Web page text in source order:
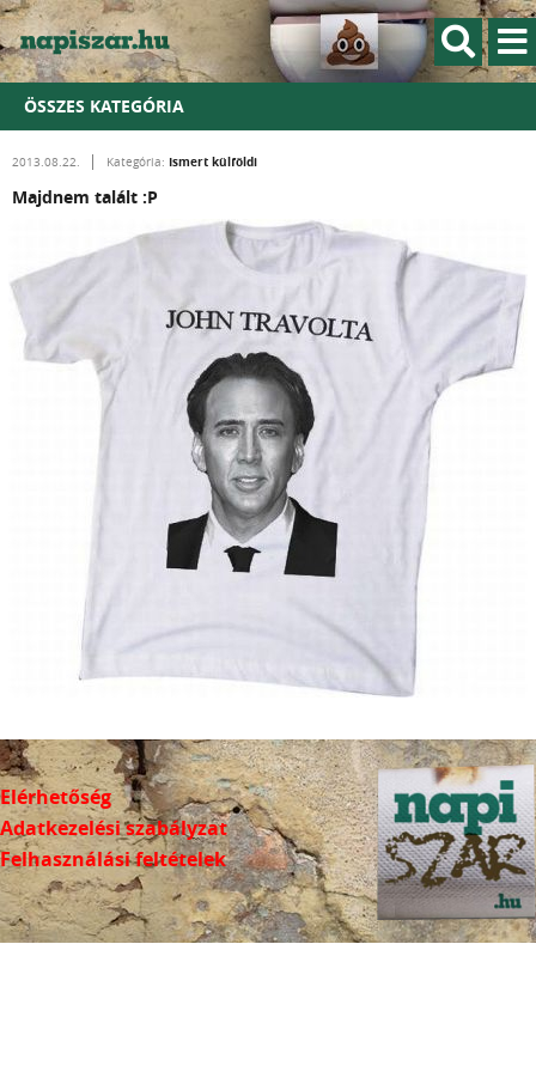
ÖSSZES KATEGÓRIA
2013.08.22. Kategória: Ismert külföldi
Majdnem talált :P
Elérhetőség
Adatkezelési szabályzat
Felhasználási feltételek